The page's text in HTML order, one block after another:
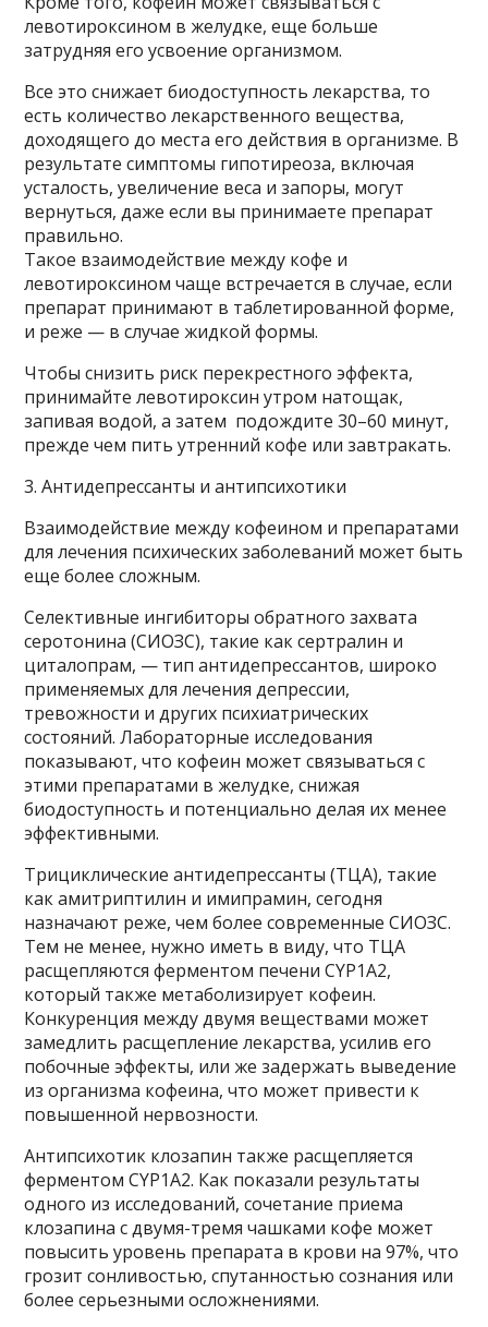
левотироксином в желудке, еще больше
затрудняя его усвоение организмом.
Все это снижает биодоступность лекарства, то
есть количество лекарственного вещества,
доходящего до места его действия в организме. В
результате симптомы гипотиреоза, включая
усталость, увеличение веса и запоры, могут
вернуться, даже если вы принимаете препарат
правильно.
Такое взаимодействие между кофе и
левотироксином чаще встречается в случае, если
препарат принимают в таблетированной форме,
и реже — в случае жидкой формы.
Чтобы снизить риск перекрестного эффекта,
принимайте левотироксин утром натощак,
запивая водой, а затем подождите 30–60 минут,
прежде чем пить утренний кофе или завтракать.
3. Антидепрессанты и антипсихотики
Взаимодействие между кофеином и препаратами
для лечения психических заболеваний может быть
еще более сложным.
Селективные ингибиторы обратного захвата
серотонина (СИОЗС), такие как сертралин и
циталопрам, — тип антидепрессантов, широко
применяемых для лечения депрессии,
тревожности и других психиатрических
состояний. Лабораторные исследования
показывают, что кофеин может связываться с
этими препаратами в желудке, снижая
биодоступность и потенциально делая их менее
эффективными.
Трициклические антидепрессанты (ТЦА), такие
как амитриптилин и имипрамин, сегодня
назначают реже, чем более современные СИОЗС.
Тем не менее, нужно иметь в виду, что ТЦА
расщепляются ферментом печени CYP1A2,
который также метаболизирует кофеин.
Конкуренция между двумя веществами может
замедлить расщепление лекарства, усилив его
побочные эффекты, или же задержать выведение
из организма кофеина, что может привести к
повышенной нервозности.
Антипсихотик клозапин также расщепляется
ферментом CYP1A2. Как показали результаты
одного из исследований, сочетание приема
клозапина с двумя-тремя чашками кофе может
повысить уровень препарата в крови на 97%, что
грозит сонливостью, спутанностью сознания или
более серьезными осложнениями.